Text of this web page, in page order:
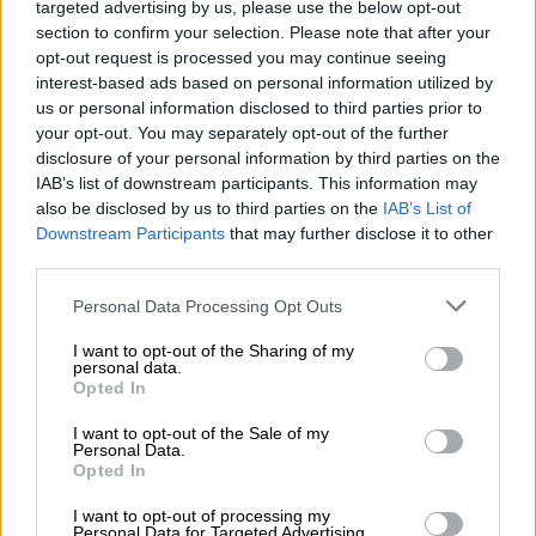
targeted advertising by us, please use the below opt-out
section to confirm your selection. Please note that after your
opt-out request is processed you may continue seeing
interest-based ads based on personal information utilized by
us or personal information disclosed to third parties prior to
your opt-out. You may separately opt-out of the further
disclosure of your personal information by third parties on the
IAB’s list of downstream participants. This information may
also be disclosed by us to third parties on the IAB’s List of
Downstream Participants that may further disclose it to other
Please note that this website/app uses one or more Google
not limited to your visit or usage behaviour. You may click to
grant or deny consent to Google and its third-party tags to
use your data for below specified purposes in below Google
consent section.
Personal Data Processing Opt Outs
I want to opt-out of the Sharing of my
personal data.
Opted In
I want to opt-out of the Sale of my
Personal Data.
Opted In
I want to opt-out of processing my
Παιδιατρικής - Εφηβικής Ιατρικής -
Κλινικής Φαρμακολογίας, Ειδικό Κέντρο
Εφηβικής Ιατρικής και Έδρα UNESCO
Εφηβικής Υγείας και Ιατρικής, Α'
Παιδιατρική Κλινική Ε.Κ.Π.Α., Γενικό
Νοσοκομείο Παίδων «Η Αγία ΣΟΦΙΑ»,
μέλος της Επιτροπής Αξιολόγησης και
Αποζημίωσης Φαρμάκων Ανθρώπινης
ΧΑΝΤΖΑΡΑΣ ΑΘΑΝΑΣΙΟΣ , Διδάκτωρ
Οικονομικών της Υγείας, Διδάσκων στο
Πανεπιστήμιο Πελοποννήσου, μέλος της
Επιτροπής Αξιολόγησης και
Αποζημίωσης Φαρμάκων Ανθρώπινης
Χρήσης.
Φαρμακοποιών, Προϊσταμένη της